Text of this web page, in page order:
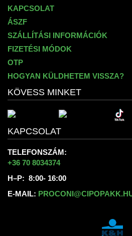
KAPCSOLAT
ÁSZF
SZÁLLÍTÁSI INFORMÁCIÓK
FIZETÉSI MÓDOK
OTP
HOGYAN KÜLDHETEM VISSZA?
KÖVESS MINKET
KAPCSOLAT
TELEFONSZÁM:
+36 70 8034374
H–P: 8:00- 16:00
E-MAIL: